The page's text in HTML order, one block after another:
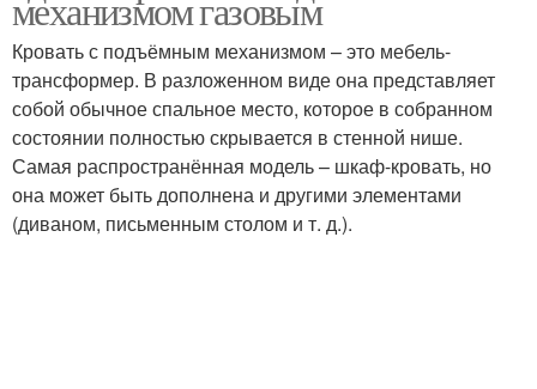
Механизмы для
кроватей
Механизм для кровати
Механизмы для кровати
Кровати с подьемным
механизмом
Кровать с подъёмным механизмом – это мебель-
трансформер. В разложенном виде она представляет
собой обычное спальное место, которое в собранном
состоянии полностью скрывается в стенной нише.
Самая распространённая модель – шкаф-кровать, но
она может быть дополнена и другими элементами
(диваном, письменным столом и т. д.).